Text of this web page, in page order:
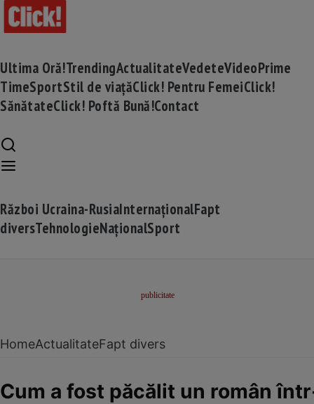
Ultima Oră!TrendingActualitateVedeteVideoPrime
TimeSportStil de viațăClick! Pentru FemeiClick!
SănătateClick! Poftă Bună!Contact
Război Ucraina-RusiaInternaționalFapt
diversTehnologieNaționalSport
HomeActualitateFapt divers
Cum a fost păcălit un român